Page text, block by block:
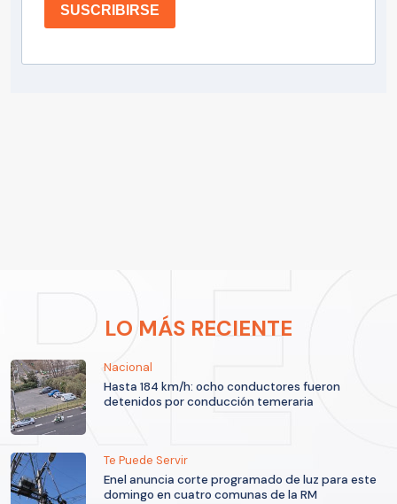
SUSCRIBIRSE
LO MÁS RECIENTE
Nacional
Hasta 184 km/h: ocho conductores fueron
detenidos por conducción temeraria
Te Puede Servir
Enel anuncia corte programado de luz para este
domingo en cuatro comunas de la RM